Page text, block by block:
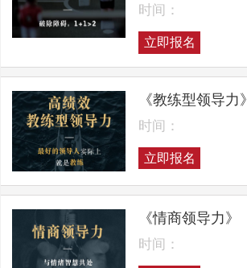
时间：
立即报名
《教练型领导力》
时间：
立即报名
《情商领导力》
时间：